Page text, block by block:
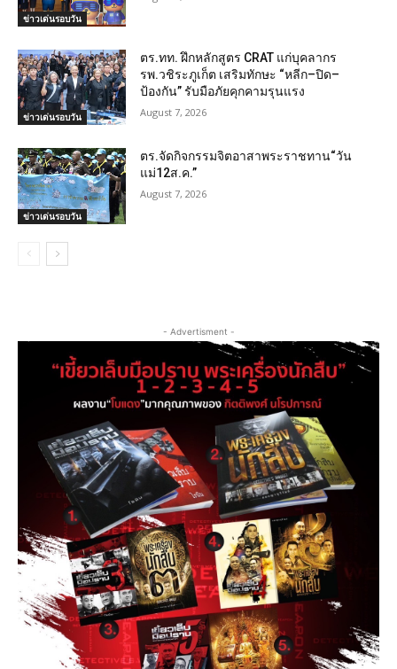
ข่าวเด่นรอบวัน
ข่าวเด่นรอบวัน
ตร.ทท. ฝึกหลักสูตร CRAT แก่บุคลากร
รพ.วชิระภูเก็ต เสริมทักษะ “หลีก–ปิด–
ป้องกัน” รับมือภัยคุกคามรุนแรง
August 7, 2026
ข่าวเด่นรอบวัน
ตร.จัดกิจกรรมจิตอาสาพระราชทาน“วัน
แม่12ส.ค.”
August 7, 2026
- Advertisment -